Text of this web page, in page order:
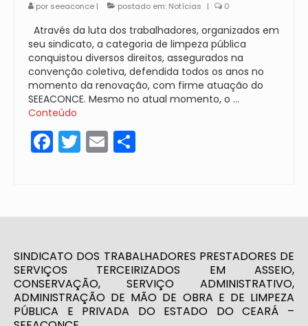
por seeaconce | postado em: Notícias | 0
Através da luta dos trabalhadores, organizados em
seu sindicato, a categoria de limpeza pública
conquistou diversos direitos, assegurados na
convenção coletiva, defendida todos os anos no
momento da renovação, com firme atuação do
SEEACONCE. Mesmo no atual momento, o …
Conteúdo
Facebook
Twitter
Email
SINDICATO DOS TRABALHADORES PRESTADORES DE
SERVIÇOS TERCEIRIZADOS EM ASSEIO,
CONSERVAÇÃO, SERVIÇO ADMINISTRATIVO,
ADMINISTRAÇÃO DE MÃO DE OBRA E DE LIMPEZA
PÚBLICA E PRIVADA DO ESTADO DO CEARÁ –